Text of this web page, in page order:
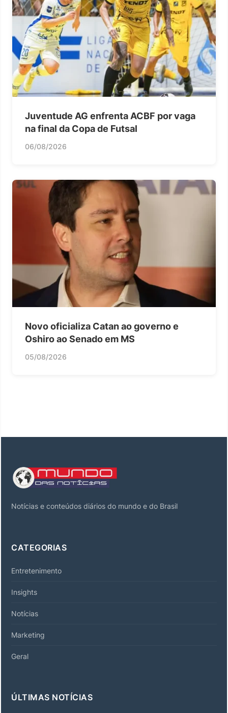
Juventude AG enfrenta ACBF por vaga
na final da Copa de Futsal
06/08/2026
Novo oficializa Catan ao governo e
Oshiro ao Senado em MS
05/08/2026
Notícias e conteúdos diários do mundo e do Brasil
CATEGORIAS
Entretenimento
Insights
Notícias
Marketing
Geral
ÚLTIMAS NOTÍCIAS